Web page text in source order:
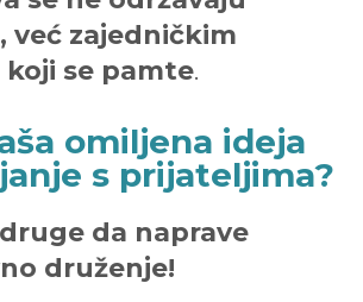
već zajedničkim
se pamte.
omiljena ideja
s prijateljima?
da naprave
druženje!